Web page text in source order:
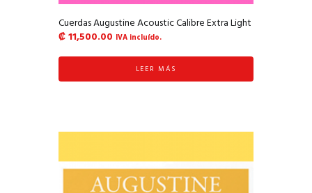
Cuerdas Augustine Acoustic Calibre Extra Light
₡11,500.00 IVA incluído.
LEER MÁS